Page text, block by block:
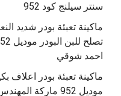
سنتر سيلنج كود 952
احمد شوقي
موديل 952 ماركة المهندس منسي شرح مصطفي عبد الواحد